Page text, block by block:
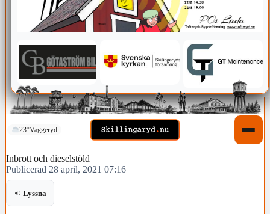
23°Vaggeryd
Inbrott och dieselstöld
Publicerad 28 april, 2021 07:16
Lyssna